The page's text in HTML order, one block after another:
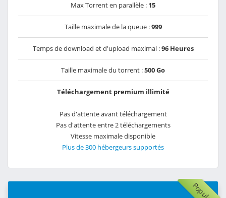
Max Torrent en parallèle : 15
Taille maximale de la queue :999
Temps de download et d'upload maximal :96 Heures
Taille maximale du torrent :500 Go
Téléchargement premium illimité
Pas d'attente avant téléchargement
Pas d'attente entre 2 téléchargements
Vitesse maximale disponible
Plus de 300 hébergeurs supportés